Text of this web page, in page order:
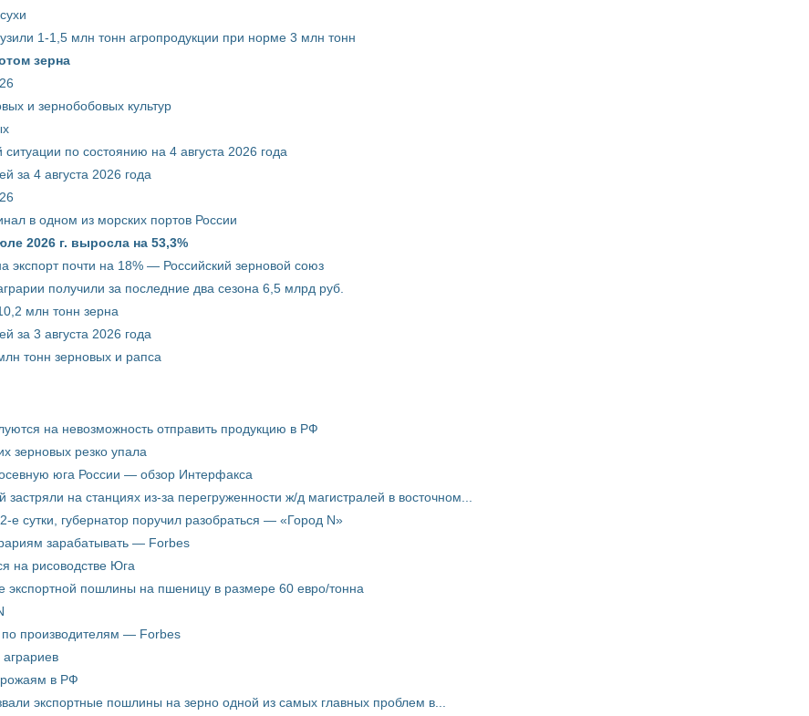
1-1,5 млн тонн агропродукции при норме 3 млн тонн
зерна
и зернобобовых культур
по состоянию на 4 августа 2026 года
за 4 августа 2026 года
в одном из морских портов России
2026 г. выросла на 53,3%
экспорт почти на 18% — Российский зерновой союз
получили за последние два сезона 6,5 млрд руб.
млн тонн зерна
за 3 августа 2026 года
тонн зерновых и рапса
на невозможность отправить продукцию в РФ
зерновых резко упала
юга России — обзор Интерфакса
застряли на станциях из-за перегруженности ж/д магистралей в восточном...
сутки, губернатор поручил разобраться — «Город N»
зарабатывать — Forbes
на рисоводстве Юга
экспортной пошлины на пшеницу в размере 60 евро/тонна
по производителям — Forbes
в РФ
экспортные пошлины на зерно одной из самых главных проблем в...